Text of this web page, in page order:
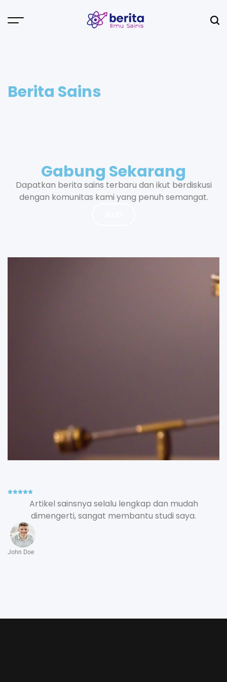
Berita Sains
Gabung Sekarang
Dapatkan berita sains terbaru dan ikut berdiskusi
dengan komunitas kami yang penuh semangat.
Artikel sainsnya selalu lengkap dan mudah
dimengerti, sangat membantu studi saya.
John Doe